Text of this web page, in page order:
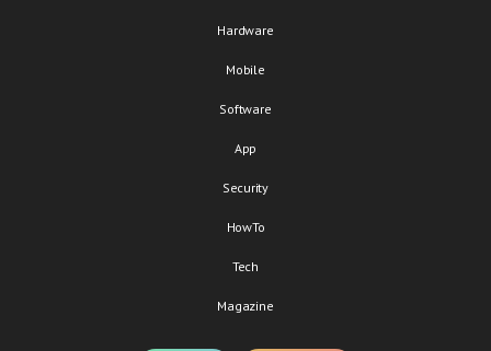
Hardware
Mobile
Software
App
Security
HowTo
Tech
Magazine